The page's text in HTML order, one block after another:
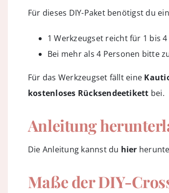
Für dieses DIY-Paket benötigst du
1 Werkzeugset reicht für 1 bis
Bei mehr als 4 Personen bitte
Für das Werkzeugset fällt eine
kostenloses Rücksendeetikett bei.
Anleitung
Die Anleitung kannst du hier
Maße der DIY-